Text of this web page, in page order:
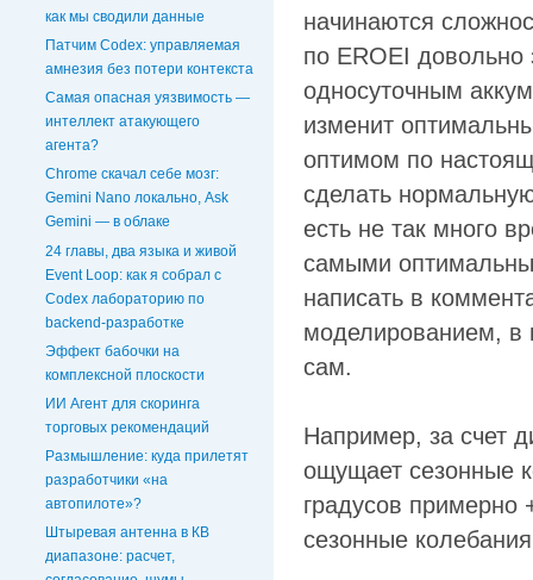
как мы сводили данные
Патчим Codex: управляемая
амнезия без потери контекста
Самая опасная уязвимость —
интеллект атакующего
агента?
Chrome скачал себе мозг:
Gemini Nano локально, Ask
Gemini — в облаке
24 главы, два языка и живой
Event Loop: как я собрал с
Codex лабораторию по
backend-разработке
Эффект бабочки на
комплексной плоскости
ИИ Агент для скоринга
торговых рекомендаций
Размышление: куда прилетят
разработчики «на
автопилоте»?
Штыревая антенна в КВ
диапазоне: расчет,
начинаются
по EROEI довольно
односуточным
изменит
оптимом по
сделать
есть не так много
самыми
написать в
моделированием, в
сам.
Например, за счет
ощущает сезонные
градусов примерно
сезонные